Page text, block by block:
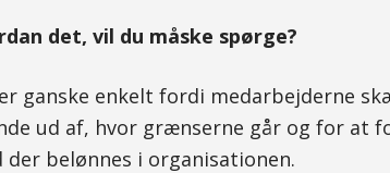
det, vil du måske spørge?
ganske enkelt fordi medarbejderne
ud af, hvor grænserne går og for at
der belønnes i organisationen.